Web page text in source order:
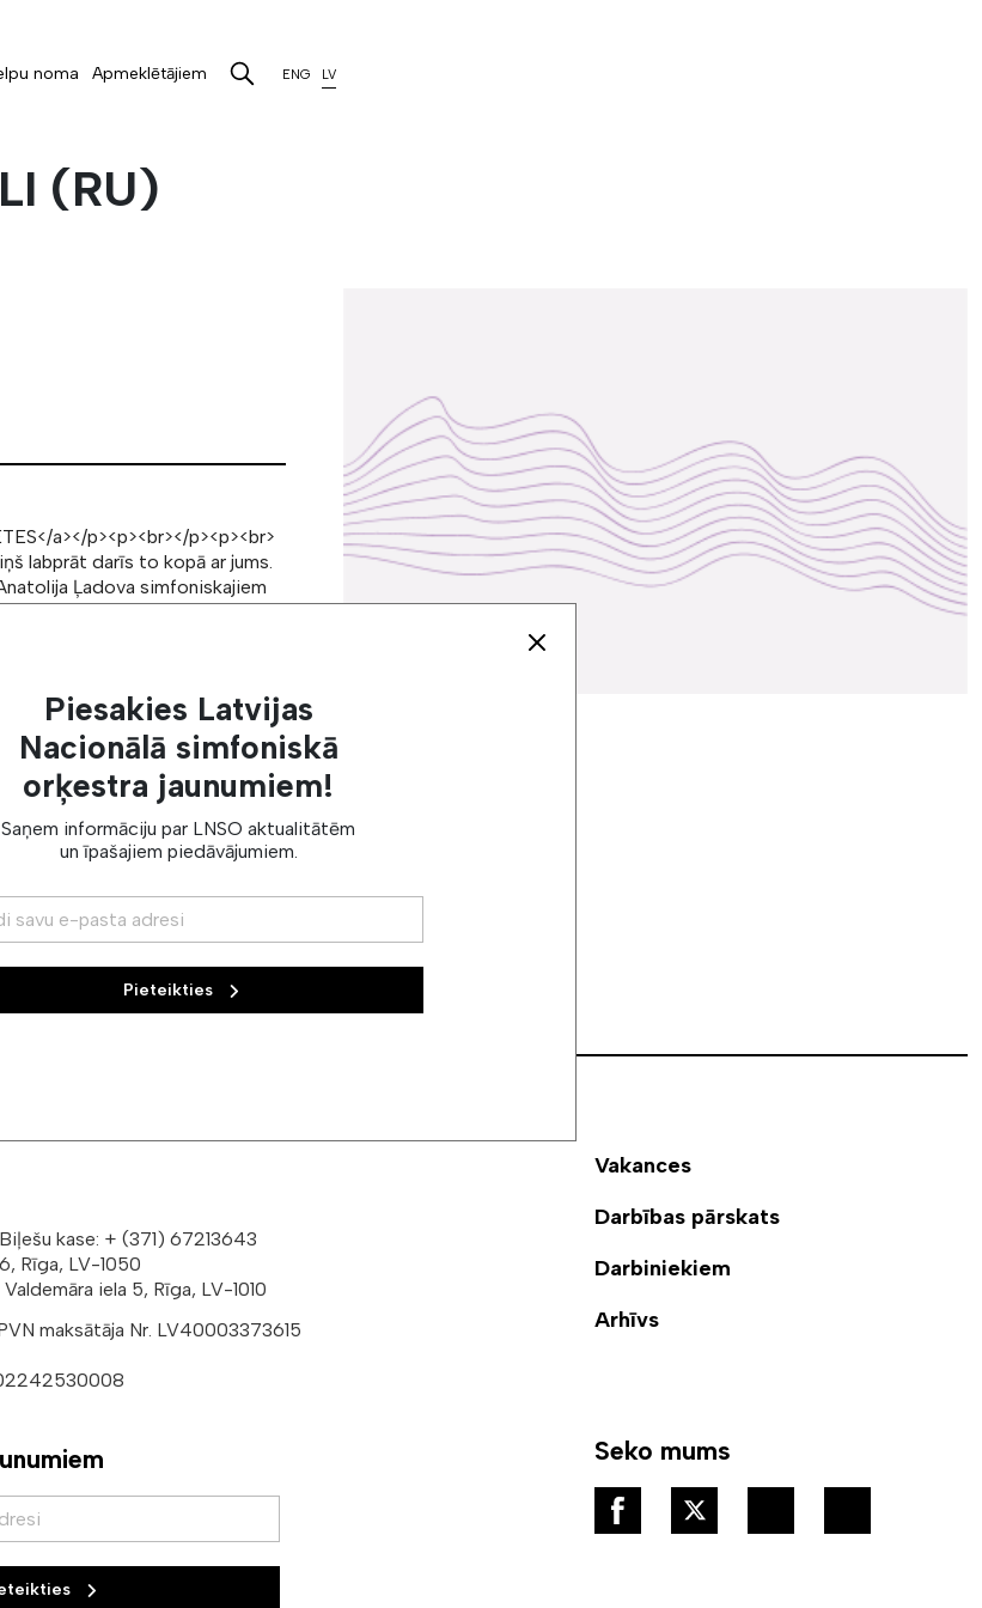
noma Apmeklētājiem ENG LV
(RU)
a></p><p><br></p><p><br>
labprāt darīs to kopā ar jums.
Ļadova simfoniskajiem
viņa guļ, naktī iznāk
meža vidū. Viņa dzīvo mājā uz
jūrasbraucēja Rimska-
zelta gailīti. Lieliska
p><p>Anatolija
p><p>Artūrs
kase: + (371) 67213643
Rīga, LV-1050
iela 5, Rīga, LV-1010
maksātāja Nr. LV40003373615
Vakances
Darbības pārskats
Darbiniekiem
Arhīvs
Seko mums
Piesakies Latvijas
Nacionālā simfoniskā
orķestra jaunumiem!
Saņem informāciju par LNSO aktualitātēm
un īpašajiem piedāvājumiem.
Pieteikties